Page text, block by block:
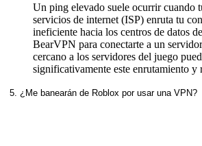
Un ping elevado suele ocurrir cuando
servicios de internet (ISP) enruta tu
ineficiente hacia los centros de datos
BearVPN para conectarte a un
cercano a los servidores del juego
significativamente este enrutamiento y
5. ¿Me banearán de Roblox por usar una VPN?